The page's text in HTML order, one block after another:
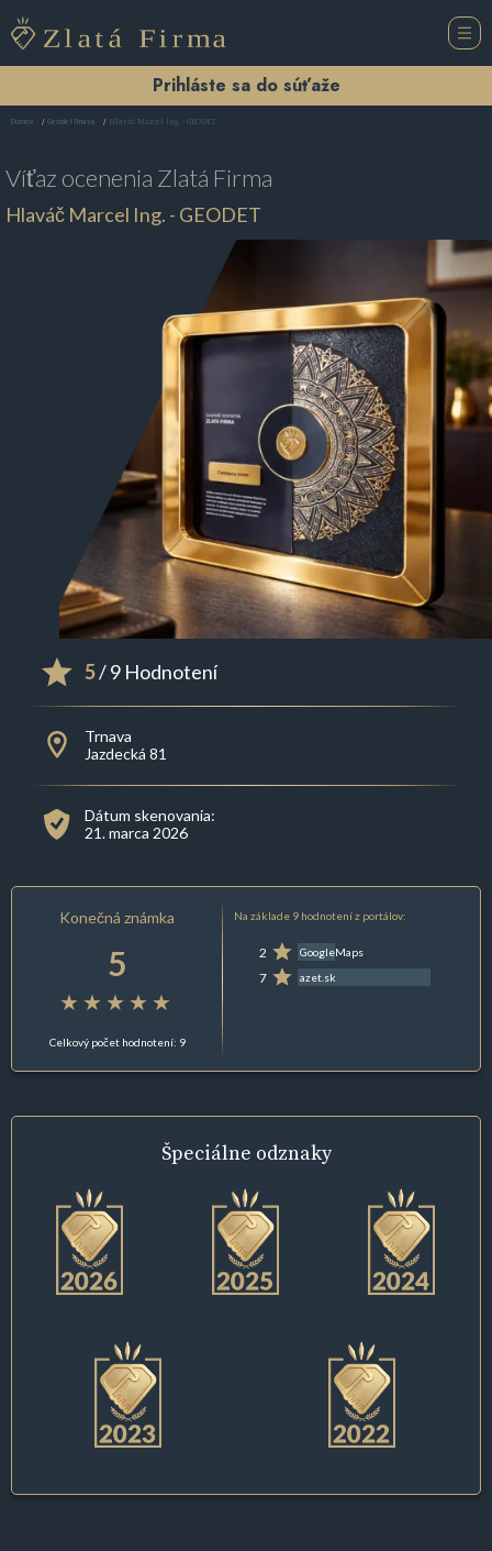
Prihláste sa do súťaže
Domov Geodet Trnava Hlaváč Marcel Ing. - GEODET
Víťaz ocenenia Zlatá Firma
Hlaváč Marcel Ing. - GEODET
5/ 9 Hodnotení
Trnava
Jazdecká 81
Dátum skenovania:
21. marca 2026
Konečná známka
5
Celkový počet hodnotení: 9
Na základe 9 hodnotení z portálov:
2 GoogleMaps
7 azet.sk
Špeciálne odznaky